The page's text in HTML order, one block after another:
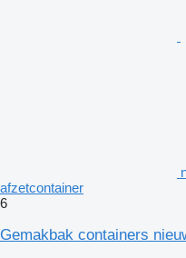
afzetcontainer
6
Gemakbak containers